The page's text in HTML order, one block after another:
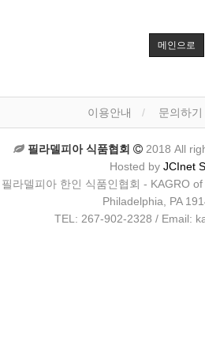
메인으로
이용안내 문의하기
필라델피아 식품협회
2018 All
Hosted by JCInet
필라델피아 한인 식품인협회 - KAGRO
Philadelphia, PA
TEL: 267-902-2328 / Email: